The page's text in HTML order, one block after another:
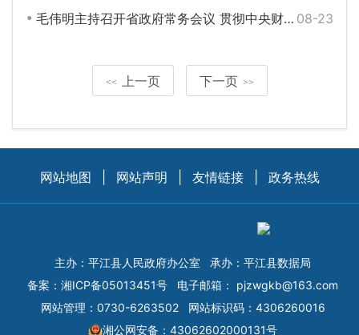
08-23
毛伟明主持召开省政府常务会议 贯彻中央财经委员会第十次会议精神 部署扎实促进共同富裕等工作
<< 上一页 下一页 >>
网站地图 网站声明 友情链接 政务热线
主办：平江县人民政府办公室
承办：平江县数据局
备案： 湘ICP备05013451号 电子邮箱： pjzwgkb@163.com
网站管理：0730-6263502
网站标识码：4306260016
湘公网安备：43062602000131号